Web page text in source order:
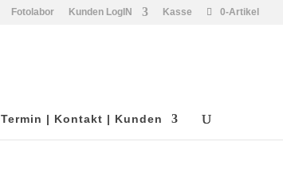
Fotolabor Kunden LogIN Kasse 0-Artikel
Termin | Kontakt | Kunden